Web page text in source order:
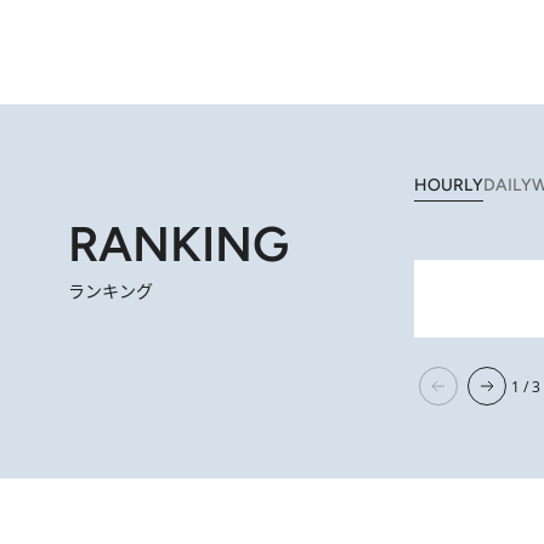
RANKING
ランキング
HOURLYDAILY
1 / 3